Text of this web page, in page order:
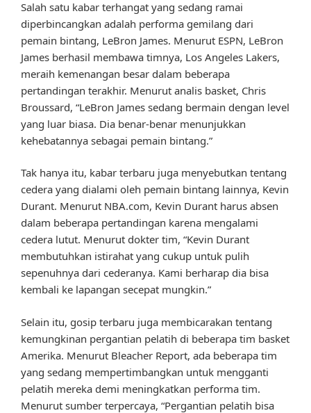
Salah satu kabar terhangat yang sedang ramai
diperbincangkan adalah performa gemilang dari
pemain bintang, LeBron James. Menurut ESPN, LeBron
James berhasil membawa timnya, Los Angeles Lakers,
meraih kemenangan besar dalam beberapa
pertandingan terakhir. Menurut analis basket, Chris
Broussard, “LeBron James sedang bermain dengan level
yang luar biasa. Dia benar-benar menunjukkan
kehebatannya sebagai pemain bintang.”
Tak hanya itu, kabar terbaru juga menyebutkan tentang
cedera yang dialami oleh pemain bintang lainnya, Kevin
Durant. Menurut NBA.com, Kevin Durant harus absen
dalam beberapa pertandingan karena mengalami
cedera lutut. Menurut dokter tim, “Kevin Durant
membutuhkan istirahat yang cukup untuk pulih
sepenuhnya dari cederanya. Kami berharap dia bisa
kembali ke lapangan secepat mungkin.”
Selain itu, gosip terbaru juga membicarakan tentang
kemungkinan pergantian pelatih di beberapa tim basket
Amerika. Menurut Bleacher Report, ada beberapa tim
yang sedang mempertimbangkan untuk mengganti
pelatih mereka demi meningkatkan performa tim.
Menurut sumber terpercaya, “Pergantian pelatih bisa